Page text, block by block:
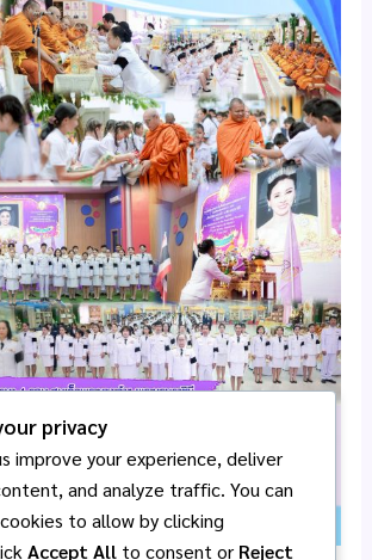
privacy
improve your experience, deliver
and analyze traffic. You can
to allow by clicking
Accept All to consent or Reject